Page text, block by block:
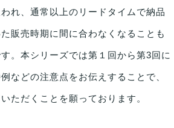
れ、通常以上のリードタイムで納品
販売時期に間に合わなくなることも
。本シリーズでは第１回から第3回に
などの注意点をお伝えすることで、
ただくことを願っております。